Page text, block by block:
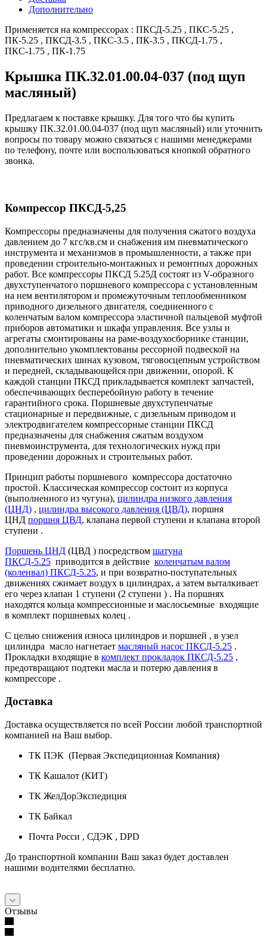
Дополнительно
Применяется на компрессорах : ПКСД-5.25 , ПКС-5.25 ,
ПК-5.25 , ПКСД-3.5 , ПКС-3.5 , ПК-3.5 , ПКСД-1.75 ,
ПКС-1.75 , ПК-1.75
Крышка ПК.32.01.00.04-037 (под щуп
масляный)
Предлагаем к поставке крышку. Для того что бы купить
крышку ПК.32.01.00.04-037 (под щуп масляный) или уточнить
вопросы по товару можно связаться с нашими менеджерами
по телефону, почте или воспользоваться кнопкой обратного
звонка.
Компрессор ПКСД-5,25
Компрессоры предназначены для получения сжатого воздуха
давлением до 7 кгс/кв.см и снабжения им пневматического
инструмента и механизмов в промышленности, а также при
проведении строительно-монтажных и ремонтных дорожных
работ. Все компрессоры ПКСД 5.25Д состоят из V-образного
двухступенчатого поршневого компрессора с установленным
на нем вентилятором и промежуточным теплообменником
приводного дизельного двигателя, соединенного с
коленчатым валом компрессора эластичной пальцевой муфтой
приборов автоматики и шкафа управления. Все узлы и
агрегаты смонтированы на раме-воздухосборнике станции,
дополнительно укомплектованы рессорной подвеской на
пневматических шинах кузовом, тяговосцепным устройством
и передней, складывающейся при движении, опорой. К
каждой станции ПКСД прикладывается комплект запчастей,
обеспечивающих бесперебойную работу в течение
гарантийного срока. Поршневые двухступенчатые
стационарные и передвижные, с дизельным приводом и
электродвигателем компрессорные станции ПКСД
предназначены для снабжения сжатым воздухом
пневмоинструмента, для технологических нужд при
проведении дорожных и строительных работ.
Принцип работы поршневого компрессора достаточно
простой. Классическая компрессор состоит из корпуса
(выполненного из чугуна), цилиндра низкого давления
(ЦНД) , цилиндра высокого давления (ЦВД), поршня
ЦНД поршня ЦВД, клапана первой ступени и клапана второй
ступени .
Поршень ЦНД (ЦВД ) посредством шатуна
ПКСД-5.25 приводится в действие коленчатым валом
(коленвал) ПКСД-5.25, и при возвратно-поступательных
движениях сжимает воздух в цилиндрах, а затем выталкивает
его через клапан 1 ступени (2 ступени ) . На поршнях
находятся кольца компрессионные и маслосьемные входящие
в комплект поршневых колец .
С целью снижения износа цилиндров и поршней , в узел
цилиндра масло нагнетает масляный насос ПКСД-5.25 .
Прокладки входящие в комплект прокладок ПКСД-5.25 ,
предотвращают подтеки масла и потерю давления в
компрессоре .
Доставка
Доставка осуществляется по всей России любой транспортной
компанией на Ваш выбор.
ТК ПЭК (Первая Экспедиционная Компания)
ТК Кашалот (КИТ)
ТК ЖелДорЭкспедиция
ТК Байкал
Почта Росси , СДЭК , DPD
До транспортной компании Ваш заказ будет доставлен
нашими водителями бесплатно.
Отзывы